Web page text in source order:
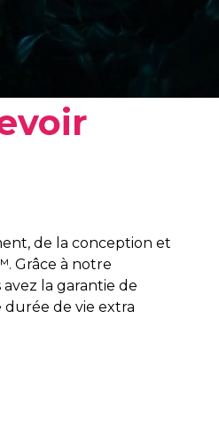
de la conception et
Grâce à notre
la garantie de
durée de vie extra